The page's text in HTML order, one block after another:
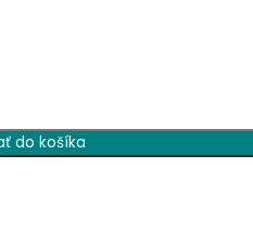
do košíka